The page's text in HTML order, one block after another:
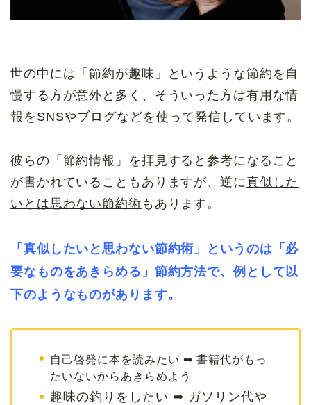
世の中には「節約が趣味」というような節約を自
慢する方が意外と多く、そういった方は有用な情
報をSNSやブログなどを使って発信しています。
彼らの「節約情報」を拝見すると参考になること
が書かれていることもありますが、逆に真似した
いとは思わない節約術 もあります。
「真似したいと思わない節約術」というのは「 必
要なものをあきらめる」節約方法で、例として以
下のようなものがあります。
自己啓発に本を読みたい ➡ 書籍代がもっ
たいないからあきらめよう
趣味の釣りをしたい ➡ ガソリン代や